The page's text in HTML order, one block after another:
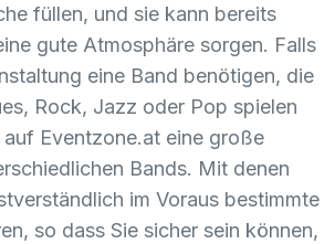
füllen, und sie kann bereits
gute Atmosphäre sorgen. Falls
eine Band benötigen, die
Rock, Jazz oder Pop spielen
Eventzone.at eine große
Bands. Mit denen
im Voraus bestimmte
so dass Sie sicher sein können,